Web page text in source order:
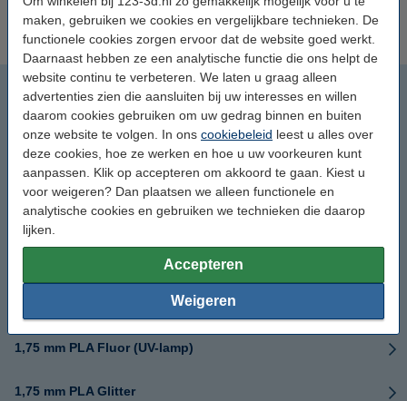
maken, gebruiken we cookies en vergelijkbare technieken. De
functionele cookies zorgen ervoor dat de website goed werkt.
Daarnaast hebben ze een analytische functie die ons helpt de
website continu te verbeteren. We laten u graag alleen
advertenties zien die aansluiten bij uw interesses en willen
daarom cookies gebruiken om uw gedrag binnen en buiten
onze website te volgen. In ons cookiebeleid leest u alles over
deze cookies, hoe ze werken en hoe u uw voorkeuren kunt
aanpassen. Klik op accepteren om akkoord te gaan. Kiest u
voor weigeren? Dan plaatsen we alleen functionele en
analytische cookies en gebruiken we technieken die daarop
lijken.
Accepteren
Weigeren
2,85 mm HIPS 2,85 mm Technisch
1,75 mm ASA
1,75 mm GreenTEC
1,75 mm HIPS
1,75 mm PEEK
1,75 mm PLA Fluor (UV-lamp)
1,75 mm PLA Glitter